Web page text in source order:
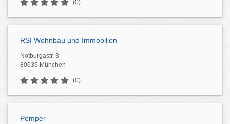
(0)
RSI Wohnbau und Immobilien
Notburgastr. 3
80639 München
(0)
Pemper